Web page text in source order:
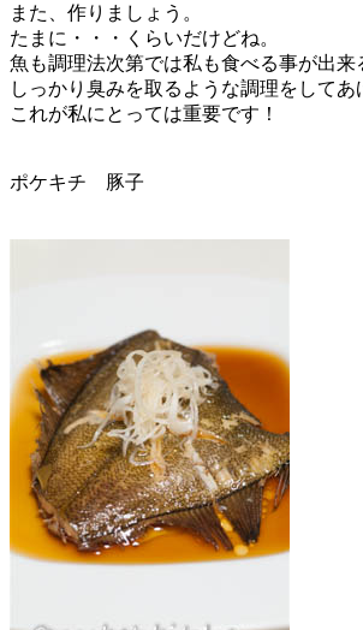
また、作りましょう。
たまに・・・くらいだけどね。
魚も調理法次第では私も食べる事が出来
しっかり臭みを取るような調理をしてあ
これが私にとっては重要です！
ポケキチ 豚子